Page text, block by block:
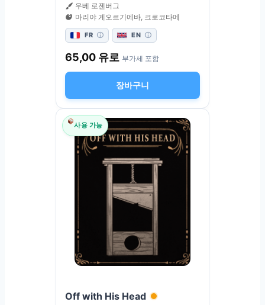
우베 로젠버그
마리야 게오르기에바, 크로코타메
FR EN
65,00 유로 부가세 포함
장바구니
사용 가능
Off with His Head